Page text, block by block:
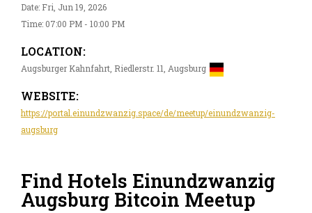
Date: Fri, Jun 19, 2026
Time: 07:00 PM - 10:00 PM
LOCATION:
Augsburger Kahnfahrt, Riedlerstr. 11, Augsburg
WEBSITE:
https://portal.einundzwanzig.space/de/meetup/einundzwanzig-
augsburg
Find Hotels Einundzwanzig
Augsburg Bitcoin Meetup